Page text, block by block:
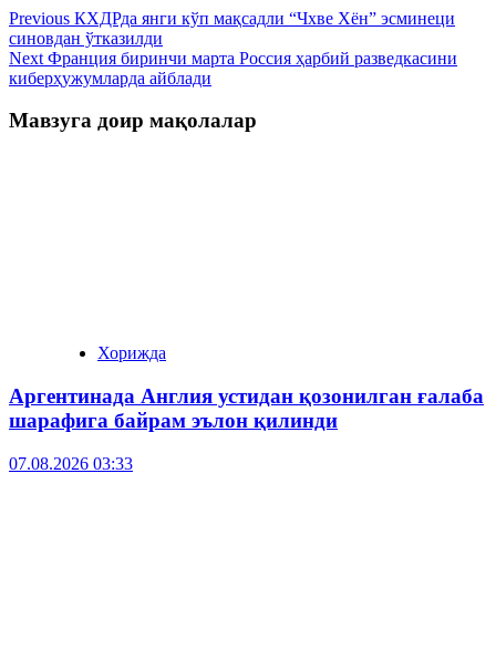
Previous КХДРда янги кўп мақсадли “Чхве Хён” эсминеци
синовдан ўтказилди
Next Франция биринчи марта Россия ҳарбий разведкасини
киберҳужумларда айблади
Мавзуга доир мақолалар
Хорижда
Аргентинада Англия устидан қозонилган ғалаба
шарафига байрам эълон қилинди
07.08.2026 03:33